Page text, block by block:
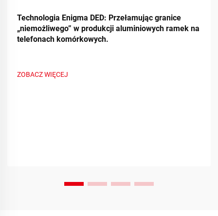
Technologia Enigma DED: Przełamując granice
„niemożliwego” w produkcji aluminiowych ramek na
telefonach komórkowych.
ZOBACZ WIĘCEJ